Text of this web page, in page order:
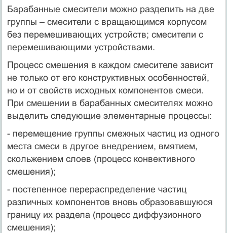
Барабанные смесители можно разделить на две
группы – смесители с вращающимся корпусом
без перемешивающих устройств; смесители с
перемешивающими устройствами.
Процесс смешения в каждом смесителе зависит
не только от его конструктивных особенностей,
но и от свойств исходных компонентов смеси.
При смешении в барабанных смесителях можно
выделить следующие элементарные процессы:
- перемещение группы смежных частиц из одного
места смеси в другое внедрением, вмятием,
скольжением слоев (процесс конвективного
смешения);
- постепенное перераспределение частиц
различных компонентов вновь образовавшуюся
границу их раздела (процесс диффузионного
смешения);